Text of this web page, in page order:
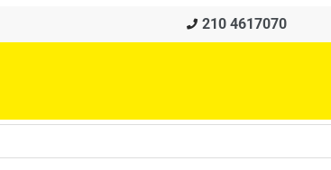
210 4617070